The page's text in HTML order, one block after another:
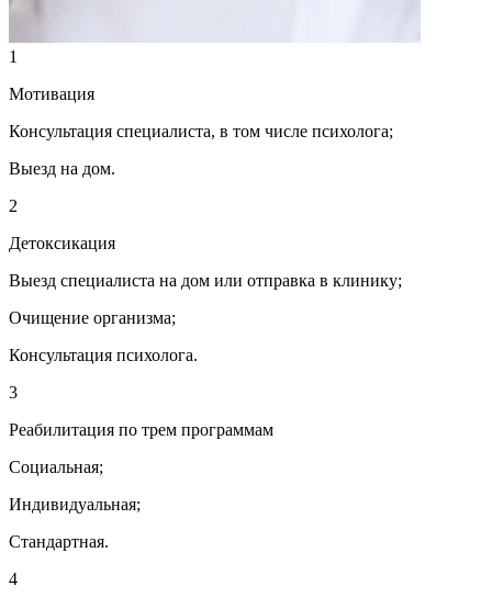
1
Мотивация
Консультация специалиста, в том числе психолога;
Выезд на дом.
2
Детоксикация
Выезд специалиста на дом или отправка в клинику;
Очищение организма;
Консультация психолога.
3
Реабилитация по трем программам
Социальная;
Индивидуальная;
Стандартная.
4